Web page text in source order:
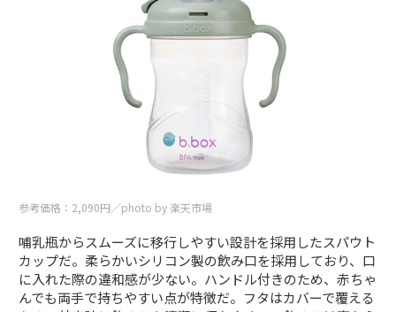
参考価格：2,090円／photo by 楽天市場
哺乳瓶からスムーズに移行しやすい設計を採用したスパウト
カップだ。柔らかいシリコン製の飲み口を採用しており、口
に入れた際の違和感が少ない。ハンドル付きのため、赤ちゃ
んでも両手で持ちやすい点が特徴だ。フタはカバーで覆える